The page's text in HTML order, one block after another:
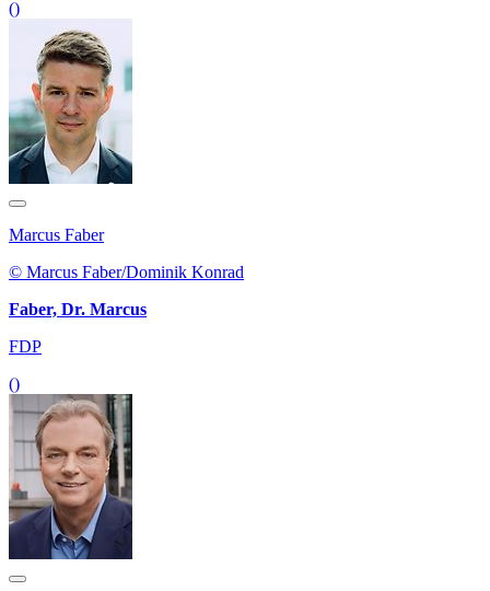
()
Marcus Faber
© Marcus Faber/Dominik Konrad
Faber, Dr. Marcus
FDP
()